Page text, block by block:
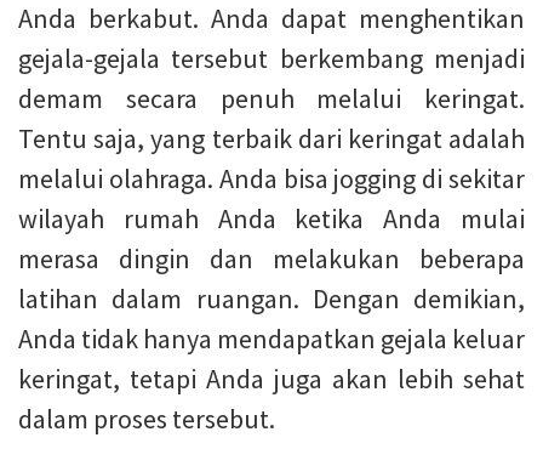
Anda berkabut. Anda dapat menghentikan
gejala-gejala tersebut berkembang menjadi
demam secara penuh melalui keringat.
Tentu saja, yang terbaik dari keringat adalah
melalui olahraga. Anda bisa jogging di sekitar
wilayah rumah Anda ketika Anda mulai
merasa dingin dan melakukan beberapa
latihan dalam ruangan. Dengan demikian,
Anda tidak hanya mendapatkan gejala keluar
keringat, tetapi Anda juga akan lebih sehat
dalam proses tersebut.